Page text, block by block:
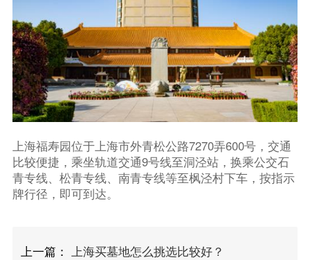
上海福寿园位于上海市外青松公路7270弄600号，交通
比较便捷，乘坐轨道交通9号线至洞泾站，换乘公交石
青专线、松青专线、南青专线等至枫泾村下车，按指示
牌行径，即可到达。
上一篇：
上海买墓地怎么挑选比较好？